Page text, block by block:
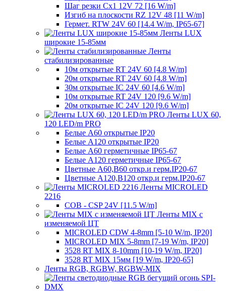
Шаг резки Cx1 12V 72 [16 W/m]
Изгиб на плоскости RZ 12V 48 [11 W/m]
Гермет. RTW 24V 60 [14.4 W/m, IP65-67]
Ленты LUX
широкие 15-85мм
Ленты
стабилизированные
10м открытые RT 24V 60 [4.8 W/m]
20м открытые RT 24V 60 [4.8 W/m]
30м открытые IC 24V 60 [4.6 W/m]
10м открытые RT 24V 120 [9.6 W/m]
20м открытые IC 24V 120 [9.6 W/m]
Ленты LUX 60,
120 LED/m PRO
Белые A60 открытые IP20
Белые A120 открытые IP20
Белые A60 герметичные IP65-67
Белые A120 герметичные IP65-67
Цветные A60,B60 откр.и герм.IP20-67
Цветные A120,B120 откр.и герм.IP20-67
Ленты MICROLED
2216
COB - CSP 24V [11.5 W/m]
Ленты MIX с
изменяемой ЦТ
MICROLED CDW 4-8mm [5-10 W/m, IP20]
MICROLED MIX 5-8mm [7-19 W/m, IP20]
3528 RT MIX 8-10mm [10-19 W/m, IP20]
3528 RT MIX 15мм [19 W/m, IP20-65]
Ленты RGB, RGBW, RGBW-MIX